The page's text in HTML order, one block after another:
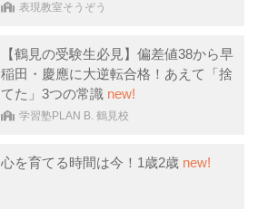
表現教室そうぞう
【鶴見の受験生必見】偏差値38から早
稲田・慶應に大逆転合格！あえて「捨
てた」3つの常識 new!
学習塾PLAN B. 鶴見校
心を育てる時間は今！1歳2歳 new!